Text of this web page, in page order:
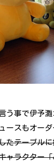
う事で伊予
ースもオーダ
たテーブル
ャラクター